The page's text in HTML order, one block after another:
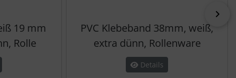
19 mm
Rolle
PVC Klebeband 38mm, weiß,
extra dünn, Rollenware
Details